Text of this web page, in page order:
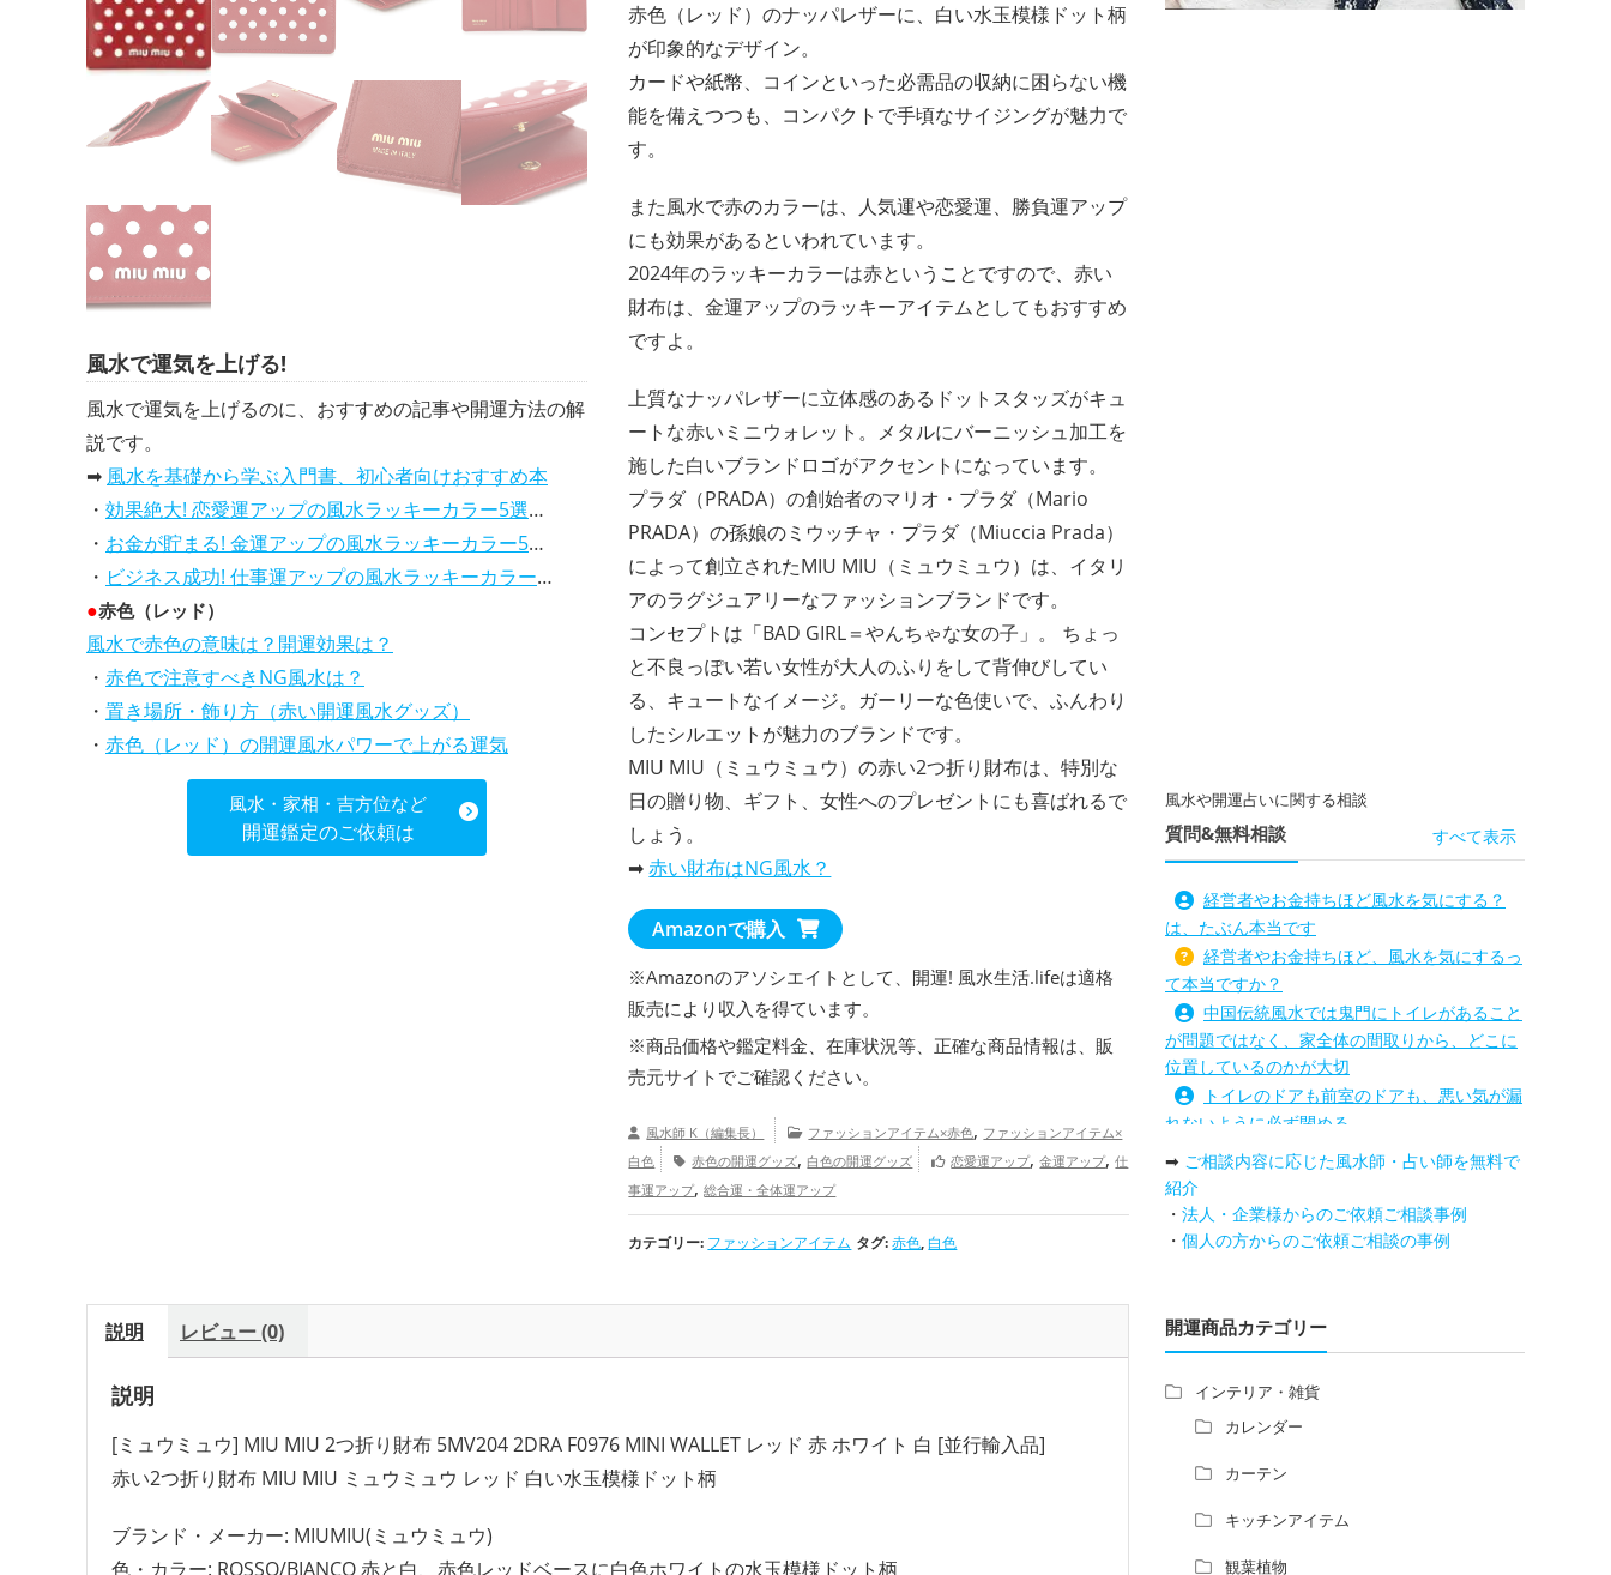
赤色（レッド）のナッパレザーに、白い水玉模様ドット柄
が印象的なデザイン。
カードや紙幣、コインといった必需品の収納に困らない機
能を備えつつも、コンパクトで手頃なサイジングが魅力で
す。
また風水で赤のカラーは、人気運や恋愛運、勝負運アップ
にも効果があるといわれています。
2024年のラッキーカラーは赤ということですので、赤い
財布は、金運アップのラッキーアイテムとしてもおすすめ
ですよ。
上質なナッパレザーに立体感のあるドットスタッズがキュ
ートな赤いミニウォレット。メタルにバーニッシュ加工を
施した白いブランドロゴがアクセントになっています。
プラダ（PRADA）の創始者のマリオ・プラダ（Mario
PRADA）の孫娘のミウッチャ・プラダ（Miuccia Prada）
によって創立されたMIU MIU（ミュウミュウ）は、イタリ
アのラグジュアリーなファッションブランドです。
コンセプトは「BAD GIRL＝やんちゃな女の子」。 ちょっ
と不良っぽい若い女性が大人のふりをして背伸びしてい
る、キュートなイメージ。ガーリーな色使いで、ふんわり
したシルエットが魅力のブランドです。
MIU MIU（ミュウミュウ）の赤い2つ折り財布は、特別な
日の贈り物、ギフト、女性へのプレゼントにも喜ばれるで
しょう。
➡赤い財布はNG風水？
Amazonで購入
※Amazonのアソシエイトとして、開運! 風水生活.lifeは適格
販売により収入を得ています。
※商品価格や鑑定料金、在庫状況等、正確な商品情報は、販
売元サイトでご確認ください。
風水師 K（編集長） ファッションアイテム×赤色, ファッションアイテム×
白色
赤色の開運グッズ,白色の開運グッズ 恋愛運アップ,金運アップ,仕
事運アップ,総合運・全体運アップ
カテゴリー: ファッションアイテム タグ:赤色,白色
風水で運気を上げる!
風水で運気を上げるのに、おすすめの記事や開運方法の解
説です。
➡ 風水を基礎から学ぶ入門書、初心者向けおすすめ本
・ 効果絶大! 恋愛運アップの風水ラッキーカラー5選、解説付き
・ お金が貯まる! 金運アップの風水ラッキーカラー5選、効果解説
・ ビジネス成功! 仕事運アップの風水ラッキーカラー5選、効果解説
●赤色（レッド）
風水で赤色の意味は？開運効果は？
・ 赤色で注意すべきNG風水は？
・ 置き場所・飾り方（赤い開運風水グッズ）
・ 赤色（レッド）の開運風水パワーで上がる運気
風水・家相・吉方位など
開運鑑定のご依頼は
説明 レビュー (0)
説明
[ミュウミュウ] MIU MIU 2つ折り財布 5MV204 2DRA F0976 MINI WALLET レッド 赤 ホワイト 白 [並行輸入品]
赤い2つ折り財布 MIU MIU ミュウミュウ レッド 白い水玉模様ドット柄
ブランド・メーカー: MIUMIU(ミュウミュウ)
色・カラー: ROSSO/BIANCO 赤と白、赤色レッドベースに白色ホワイトの水玉模様ドット柄
風水や開運占いに関する相談
質問&無料相談 すべて表示
経営者やお金持ちほど風水を気にする？
は、たぶん本当です
経営者やお金持ちほど、風水を気にするっ
て本当ですか？
中国伝統風水では鬼門にトイレがあること
が問題ではなく、家全体の間取りから、どこに
位置しているのかが大切
トイレのドアも前室のドアも、悪い気が漏
れないように必ず閉める
路沖殺対策としては、お庭に道路との垣根
を造られるとよい
庭を広げると路沖殺（ろちゅうさつ）は防
げますか？
方角にあるトイレの位置はずれますか？
青澄杏樹 （アオスミアンジュ）先生から
占い師さんは、幽霊を見たことがあります
か？
家相風水の診断・鑑定料金や相場について
風水の流派について教えてください。
➡ ご相談内容に応じた風水師・占い師を無料で
紹介
・ 法人・企業様からのご依頼ご相談事例
・ 個人の方からのご依頼ご相談の事例
開運商品カテゴリー
インテリア・雑貨
カレンダー
カーテン
キッチンアイテム
観葉植物